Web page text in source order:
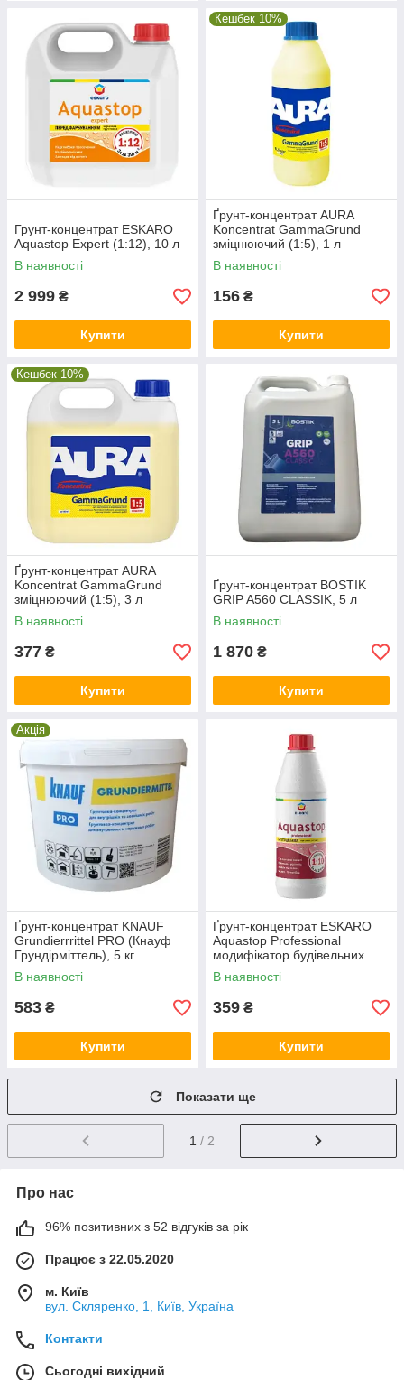
Грунт-концентрат ESKARO
Aquastop Expert (1:12), 10 л
В наявності
2 999 ₴
Купити
Кешбек 10%
Ґрунт-концентрат AURA
Koncentrat GammaGrund
зміцнюючий (1:5), 1 л
В наявності
156 ₴
Купити
Кешбек 10%
Ґрунт-концентрат AURA
Koncentrat GammaGrund
зміцнюючий (1:5), 3 л
В наявності
377 ₴
Купити
Ґрунт-концентрат BOSTIK
GRIP A560 CLASSIK, 5 л
В наявності
1 870 ₴
Купити
Акція
Ґрунт-концентрат KNAUF
Grundierrrittel PRO (Кнауф
Грундірміттель), 5 кг
В наявності
583 ₴
Купити
Ґрунт-концентрат ESKARO
Aquastop Professional
модифікатор будівельних
розчинів (1:10), 1 л
В наявності
359 ₴
Купити
Показати ще
1 / 2
Про нас
96% позитивних з 52 відгуків за рік
Працює з 22.05.2020
м. Київ
вул. Скляренко, 1, Київ, Україна
Контакти
Сьогодні вихідний